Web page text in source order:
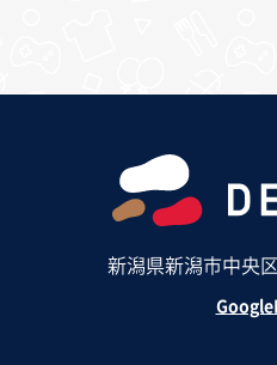
新潟県新潟市中央